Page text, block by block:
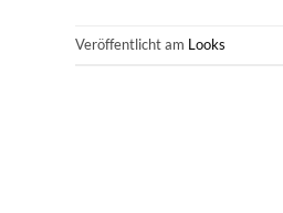
Veröffentlicht am Looks